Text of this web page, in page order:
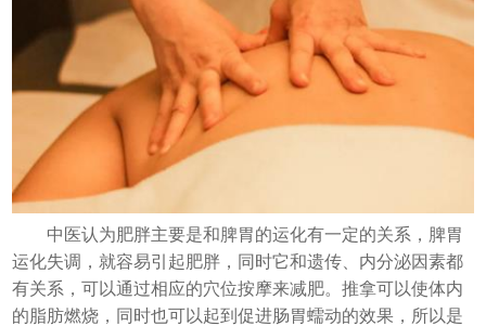
中医认为肥胖主要是和脾胃的运化有一定的关系，脾胃
运化失调，就容易引起肥胖，同时它和遗传、内分泌因素都
有关系，可以通过相应的穴位按摩来减肥。推拿可以使体内
的脂肪燃烧，同时也可以起到促进肠胃蠕动的效果，所以是